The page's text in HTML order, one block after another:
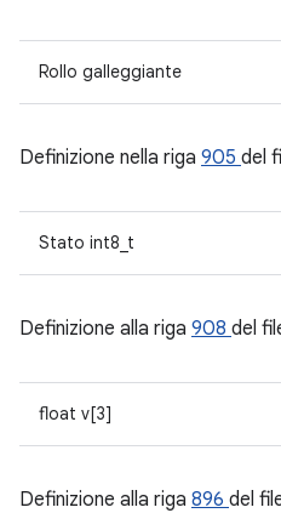
Rollo galleggiante
Definizione nella riga 905 del
Stato int8_t
Definizione alla riga 908 del
float v[3]
Definizione alla riga 896 del